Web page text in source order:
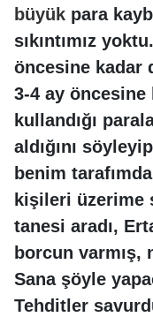
büyük para
sıkıntımız
öncesine kadar
3-4 ay öncesine
kullandığı
aldığını
benim
kişileri üzerime
tanesi aradı,
borcun
Sana şöyle
Tehditler